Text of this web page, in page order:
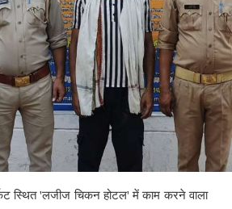
स्थित 'लजीज चिकन होटल' में काम करने वाला